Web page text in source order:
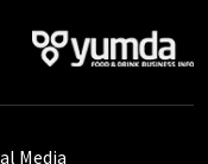
Media